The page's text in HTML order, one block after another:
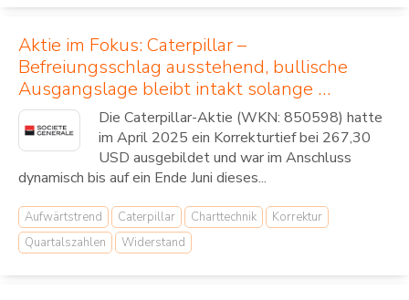
Aktie im Fokus: Caterpillar –
Befreiungsschlag ausstehend, bullische
Ausgangslage bleibt intakt solange …
Die Caterpillar-Aktie (WKN: 850598) hatte
im April 2025 ein Korrekturtief bei 267,30
USD ausgebildet und war im Anschluss
dynamisch bis auf ein Ende Juni dieses...
Aufwärtstrend Caterpillar Charttechnik
Korrektur
Quartalszahlen
Widerstand